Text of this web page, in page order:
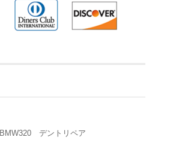
BMW320 デントリペア